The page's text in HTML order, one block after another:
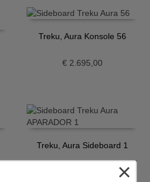
Treku, Aura Konsole 56
€ 2.695,00
Treku, Aura Sideboard 1
×